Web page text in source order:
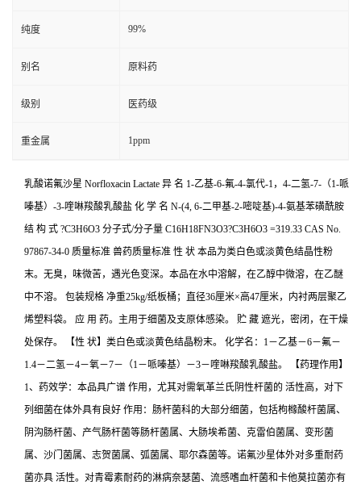
纯度 99%
别名 原料药
级别 医药级
重金属 1ppm
乳酸诺氟沙星 Norfloxacin Lactate 异 名 1-乙基-6-氟-4-氯代-1，4-二氢-7-（1-哌
嗪基）-3-喹啉羧酸乳酸盐 化 学 名 N-(4, 6-二甲基-2-嘧啶基)-4-氨基苯磺酰胺
结 构 式 ?C3H6O3 分子式/分子量 C16H18FN3O3?C3H6O3 =319.33 CAS No.
97867-34-0 质量标准 兽药质量标准 性 状 本品为类白色或淡黄色结晶性粉
末。无臭，味微苦，遇光色变深。本品在水中溶解，在乙醇中微溶，在乙醚
中不溶。 包装规格 净重25kg/纸板桶；直径36厘米×高47厘米，内衬两层聚乙
烯塑料袋。 应 用 药。主用于细菌及支原体感染。 贮 藏 遮光，密闭，在干燥
处保存。 【性 状】类白色或淡黄色结晶粉末。 化学名：1－乙基－6－氟－
1.4－二氢－4－氧－7－（1－哌嗪基）－3－喹啉羧酸乳酸盐。 【药理作用】
1、药效学：本品具广谱 作用，尤其对需氧革兰氏阴性杆菌的 活性高，对下
列细菌在体外具有良好 作用：肠杆菌科的大部分细菌，包括枸橼酸杆菌属、
阴沟肠杆菌、产气肠杆菌等肠杆菌属、大肠埃希菌、克雷伯菌属、变形菌
属、沙门菌属、志贺菌属、弧菌属、耶尔森菌等。诺氟沙星体外对多重耐药
菌亦具 活性。对青霉素耐药的淋病奈瑟菌、流感嗜血杆菌和卡他莫拉菌亦有